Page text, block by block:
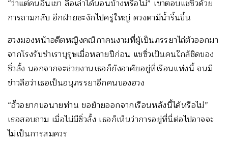
“ว่าแต่คนอื่นเขา ลื้อเล่าได้นอนบ้างหรือไม่” เขาตอบแชซิ่วด้วย
การถามกลับ อีกฝ่ายชะงักไปครู่ใหญ่ ดวงตามีน้ำรื้นขึ้น
ฮวงมองหน้าอดีตหญิงคณิกาคนงามที่ผู้เป็นภรรยาไถ่ตัวออกมา
จากโรงรับชำเราบุรุษเมื่อหลายปีก่อน แชซิ่วเป็นคนใกล้ชิดของ
ซิ่วลั้ง นอกจากจะช่วยงานเธอก็ยังอาศัยอยู่ที่เรือนแห่งนี้ จนมี
ข่าวลือว่าเธอเป็นอนุภรรยาอีกคนของฮวง
“อั๊วอยากขอนายท่าน ขอย้ายออกจากเรือนหลังนี้ได้หรือไม่”
เธอสอบถาม เมื่อไม่มีซิ่วลั้ง เธอก็เห็นว่าการอยู่ที่นี่ต่อไปอาจจะ
ไม่เป็นการสมควร